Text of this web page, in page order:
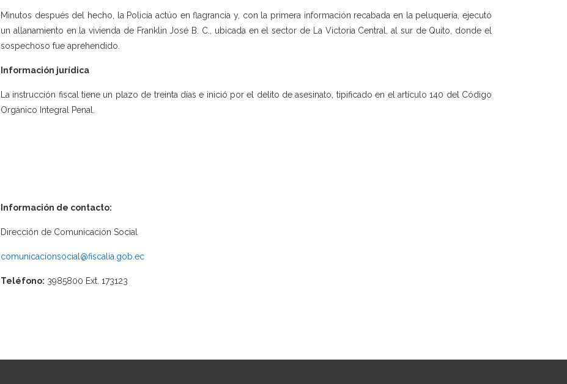
Minutos después del hecho, la Policía actúo en flagrancia y, con la primera información recabada en la peluquería, ejecutó
un allanamiento en la vivienda de Franklin José B. C., ubicada en el sector de La Victoria Central, al sur de Quito, donde el
sospechoso fue aprehendido.
Información jurídica
La instrucción fiscal tiene un plazo de treinta días e inició por el delito de asesinato, tipificado en el artículo 140 del Código
Orgánico Integral Penal.
Información de contacto:
Dirección de Comunicación Social
comunicacionsocial@fiscalia.gob.ec
Teléfono: 3985800 Ext. 173123